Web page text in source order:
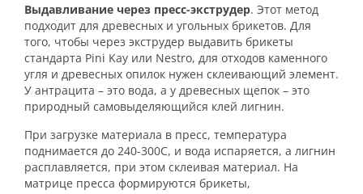
Выдавливание через пресс-экструдер. Этот метод
подходит для древесных и угольных брикетов. Для
того, чтобы через экструдер выдавить брикеты
стандарта Pini Kay или Nestro, для отходов каменного
угля и древесных опилок нужен склеивающий элемент.
У антрацита – это вода, а у древесных щепок – это
природный самовыделяющийся клей лигнин.
При загрузке материала в пресс, температура
поднимается до 240-300С, и вода испаряется, а лигнин
расплавляется, при этом склеивая материал. На
матрице пресса формируются брикеты,